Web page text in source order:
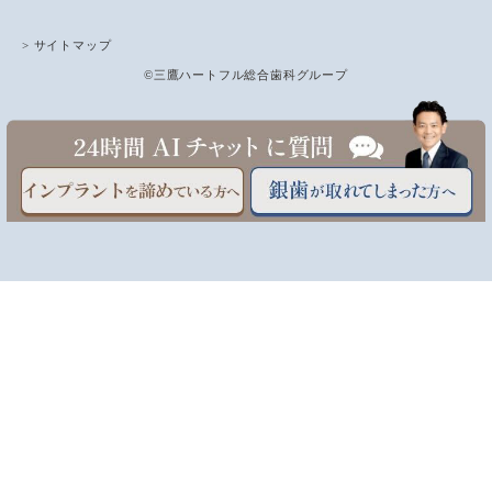
> サイトマップ
©三鷹ハートフル総合歯科グループ